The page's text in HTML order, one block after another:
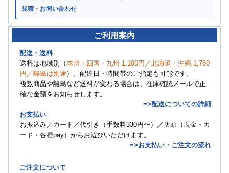
見積・お問い合わせ
ご利用案内
配送・送料
送料は地域別（本州・四国・九州 1,100円／北海道・沖縄 1,760
円／離島は別途 ）。配達日・時間帯のご指定も可能です。
複数商品や離島など送料が変わる場合は、在庫確認メールで正
確な金額をお知らせします。
=>配送についての詳細
お支払い
お振込み／カード／代引き（手数料330円〜）／店頭（現金・カ
ード・各種pay）からお選びいただけます。
=>お支払い・ご注文の流れ
ご注文について